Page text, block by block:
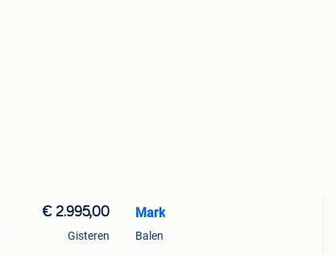
€ 2.995,00
Gisteren
Mark
Balen